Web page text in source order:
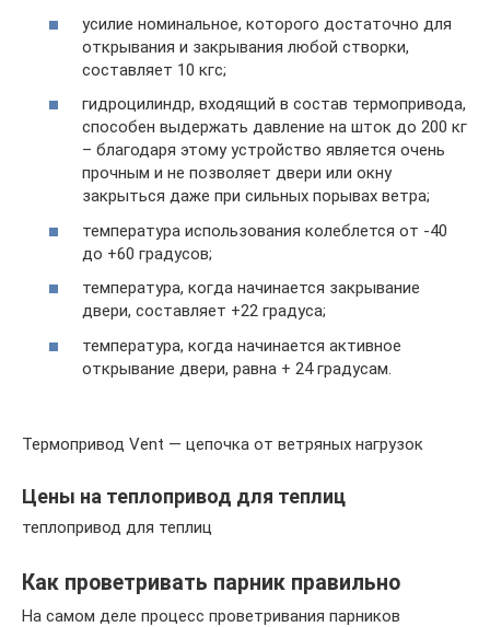
усилие номинальное, которого достаточно для
открывания и закрывания любой створки,
составляет 10 кгс;
гидроцилиндр, входящий в состав термопривода,
способен выдержать давление на шток до 200 кг
– благодаря этому устройство является очень
прочным и не позволяет двери или окну
закрыться даже при сильных порывах ветра;
температура использования колеблется от -40
до +60 градусов;
температура, когда начинается закрывание
двери, составляет +22 градуса;
температура, когда начинается активное
открывание двери, равна + 24 градусам.
Термопривод Vent — цепочка от ветряных нагрузок
Цены на теплопривод для теплиц
теплопривод для теплиц
Как проветривать парник правильно
На самом деле процесс проветривания парников